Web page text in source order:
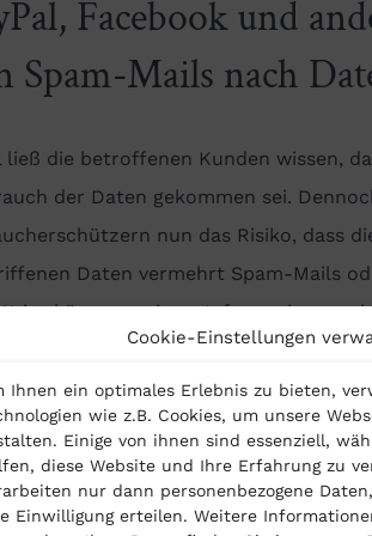
Cookie-Einstellungen
Ihnen ein optimales Erlebnis zu bieten,
wie z.B. Cookies, um unsere
Einige von ihnen sind essenziell,
diese Website und Ihre Erfahrung zu
nur dann personenbezogene
Einwilligung erteilen. Weitere
Facebook und
Spam-Mails nach
ließ die betroffenen Kunden wissen,
der Daten gekommen sei.
nun das Risiko, dass
Daten vermehrt Spam-Mails
können weitere Informationen
entlockt oder durch Anklicken
Malware installiert werden.
Nicht nur
Facebook,